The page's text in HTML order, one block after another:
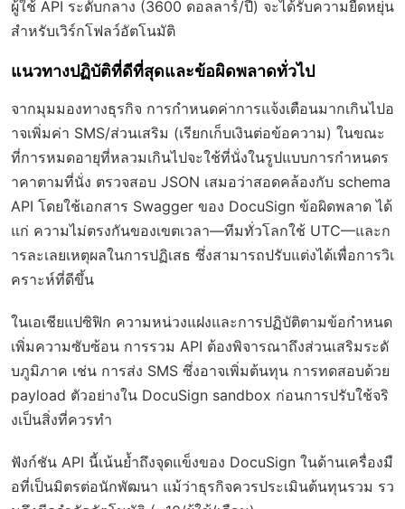
ผู้ใช้ API ระดับกลาง (3600 ดอลลาร์/ปี) จะได้รับความยืดหยุ่น
สำหรับเวิร์กโฟลว์อัตโนมัติ
แนวทางปฏิบัติที่ดีที่สุดและข้อผิดพลาดทั่วไป
จากมุมมองทางธุรกิจ การกำหนดค่าการแจ้งเตือนมากเกินไปอ
าจเพิ่มค่า SMS/ส่วนเสริม (เรียกเก็บเงินต่อข้อความ) ในขณะ
ที่การหมดอายุที่หลวมเกินไปจะใช้ที่นั่งในรูปแบบการกำหนดร
าคาตามที่นั่ง ตรวจสอบ JSON เสมอว่าสอดคล้องกับ schema
API โดยใช้เอกสาร Swagger ของ DocuSign ข้อผิดพลาด ได้
แก่ ความไม่ตรงกันของเขตเวลา—ทีมทั่วโลกใช้ UTC—และก
ารละเลยเหตุผลในการปฏิเสธ ซึ่งสามารถปรับแต่งได้เพื่อการวิเ
คราะห์ที่ดีขึ้น
ในเอเชียแปซิฟิก ความหน่วงแฝงและการปฏิบัติตามข้อกำหนด
เพิ่มความซับซ้อน การรวม API ต้องพิจารณาถึงส่วนเสริมระดั
บภูมิภาค เช่น การส่ง SMS ซึ่งอาจเพิ่มต้นทุน การทดสอบด้วย
payload ตัวอย่างใน DocuSign sandbox ก่อนการปรับใช้จริ
งเป็นสิ่งที่ควรทำ
ฟังก์ชัน API นี้เน้นย้ำถึงจุดแข็งของ DocuSign ในด้านเครื่องมื
อที่เป็นมิตรต่อนักพัฒนา แม้ว่าธุรกิจควรประเมินต้นทุนรวม รว